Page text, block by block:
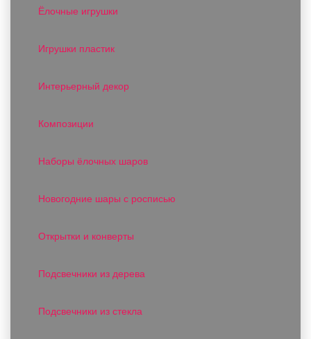
Ёлочные игрушки
Игрушки пластик
Интерьерный декор
Композиции
Наборы ёлочных шаров
Новогодние шары с росписью
Открытки и конверты
Подсвечники из дерева
Подсвечники из стекла